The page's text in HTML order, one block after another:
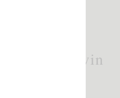
ce vin